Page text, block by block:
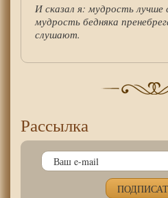
И сказал я: мудрость
мудрость бедняка
слушают.
Рассылка